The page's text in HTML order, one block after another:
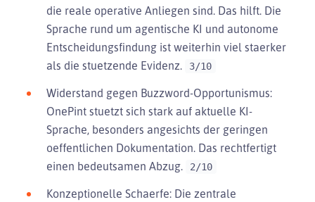
die reale operative Anliegen sind. Das hilft. Die
Sprache rund um agentische KI und autonome
Entscheidungsfindung ist weiterhin viel staerker
als die stuetzende Evidenz.
3/10
Widerstand gegen Buzzword-Opportunismus:
OnePint stuetzt sich stark auf aktuelle KI-
Sprache, besonders angesichts der geringen
oeffentlichen Dokumentation. Das rechtfertigt
einen bedeutsamen Abzug.
2/10
Konzeptionelle Schaerfe: Die zentrale